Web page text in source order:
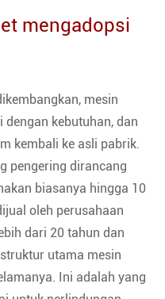
mengadopsi
mesin
kebutuhan, dan
kembali ke asli pabrik.
pengering dirancang
biasanya hingga 10
oleh perusahaan
dari 20 tahun dan
utama mesin
Ini adalah yang